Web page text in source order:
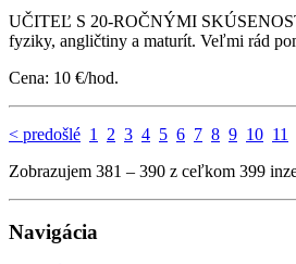
UČITEĽ S 20-ROČNÝMI
fyziky, angličtiny a maturít. Veľmi rád
Cena: 10 €/hod.
< predošlé 1 2 3 4 5 6 7 8 9 10 11
Zobrazujem 381 – 390 z ceľkom 399
Navigácia